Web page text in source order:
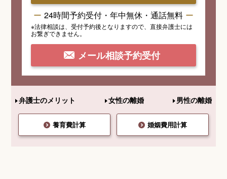
24時間予約受付・年中無休・通話無料
※法律相談は、受付予約後となりますので、 直接弁護士には
お繋ぎできません。
メール相談予約受付
弁護士のメリット 女性の離婚 男性の離婚
養育費計算 婚姻費用計算